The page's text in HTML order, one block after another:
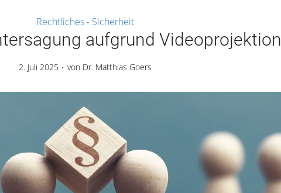
Rechtliches • Sicherheit
aufgrund Videoprojektion
2. Juli 2025 von Dr. Matthias Goers